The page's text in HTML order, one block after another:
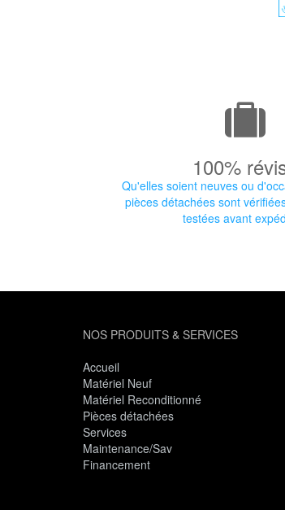
100%
Qu'elles soient neuves ou
pièces détachées sont
testées avant
NOS PRODUITS & SERVICES
Accueil
Matériel Neuf
Matériel Reconditionné
Pièces détachées
Services
Maintenance/Sav
Financement